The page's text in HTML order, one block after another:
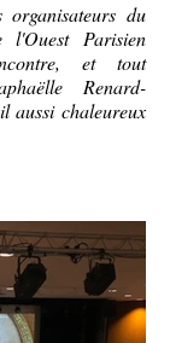
organisateurs du
l'Ouest Parisien
et tout
Renard-
aussi chaleureux